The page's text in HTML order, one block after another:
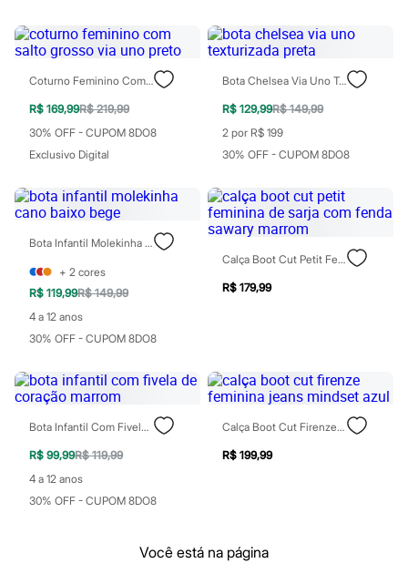
Mari Maria
Mascavo
Niina Secrets
Océane
Rabanne
Real Techniques
Vult
Perfumes femininos
Perfumes infantis
Perfumes masculinos
Todos os produtos
Novidades
Blusas
Calças
Casacos e Jaquetas
Jeans
Shorts e Bermudas
T-shirt
Vestidos
Acessórios
Calçados
Guarda-roupa
Moda esportiva
Plus size
Coturno Feminino Com Salto Grosso Via Uno Preto
R$ 169,99R$ 219,99
30% OFF - CUPOM 8DO8
Exclusivo Digital
Bota Chelsea Via Uno Texturizada Preta
R$ 129,99R$ 149,99
2 por R$ 199
30% OFF - CUPOM 8DO8
Bota Infantil Molekinha Cano Baixo Bege
+ 2 cores
R$ 119,99R$ 149,99
4 a 12 anos
30% OFF - CUPOM 8DO8
Calça Boot Cut Petit Feminina De Sarja Com Fenda Sawary Marrom
R$ 179,99
Bota Infantil Com Fivela De Coração Marrom
R$ 99,99R$ 119,99
4 a 12 anos
30% OFF - CUPOM 8DO8
Calça Boot Cut Firenze Feminina Jeans Mindset Azul
R$ 199,99
Você está na página